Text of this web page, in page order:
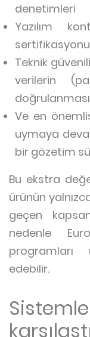
denetimleri
Yazılım
Teknik
verilerin
doğrulanması
Ve en
uymaya
bir gözetim
Bu ekstra
ürünün
geçen
nedenle
programları
edebilir.